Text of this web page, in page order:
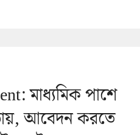
মাধ্যমিক পাশে
আবেদন করতে